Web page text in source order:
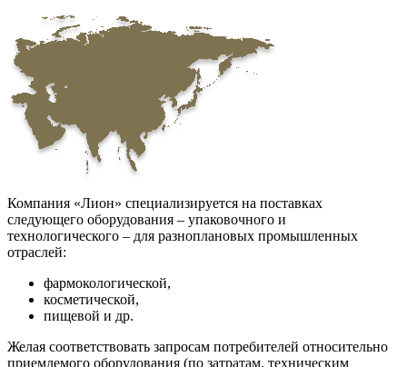
Компания «Лион» специализируется на поставках
следующего оборудования – упаковочного и
технологического – для разноплановых промышленных
отраслей:
фармокологической,
косметической,
пищевой и др.
Желая соответствовать запросам потребителей относительно
приемлемого оборудования (по затратам, техническим